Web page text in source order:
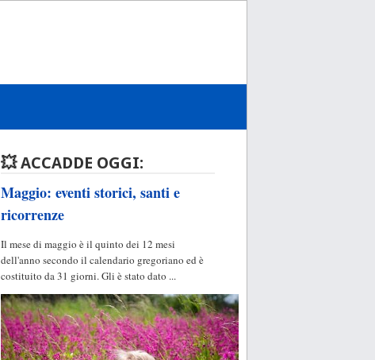
💥 ACCADDE OGGI:
Maggio: eventi storici, santi e
ricorrenze
Il mese di maggio è il quinto dei 12 mesi
dell'anno secondo il calendario gregoriano ed è
costituito da 31 giorni. Gli è stato dato ...